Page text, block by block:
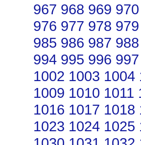
967 968 969 970
976 977 978 979
985 986 987 988
994 995 996 997
1002 1003 1004
1009 1010 1011
1016 1017 1018
1023 1024 1025